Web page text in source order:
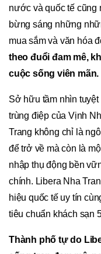
nước và quốc tế
bừng sáng những
mua sắm và văn hóa
theo đuổi đam mê,
cuộc sống viên mãn.
Sở hữu tầm nhìn tuyệt
trùng điệp của Vịnh
Trang không chỉ là
để trở về mà còn là
nhập thụ động bền
chính. Libera Nha
hiệu quốc tế uy tín
tiêu chuẩn khách sạn
Thành phố tự do